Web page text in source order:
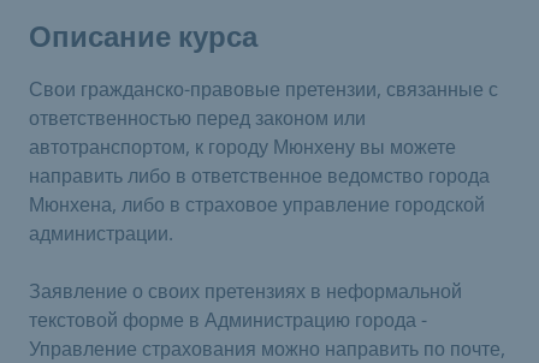
Описание курса
Свои гражданско-правовые претензии, связанные с
ответственностью перед законом или
автотранспортом, к городу Мюнхену вы можете
направить либо в ответственное ведомство города
Мюнхена, либо в страховое управление городской
администрации.
Заявление о своих претензиях в неформальной
текстовой форме в Администрацию города -
Управление страхования можно направить по почте,